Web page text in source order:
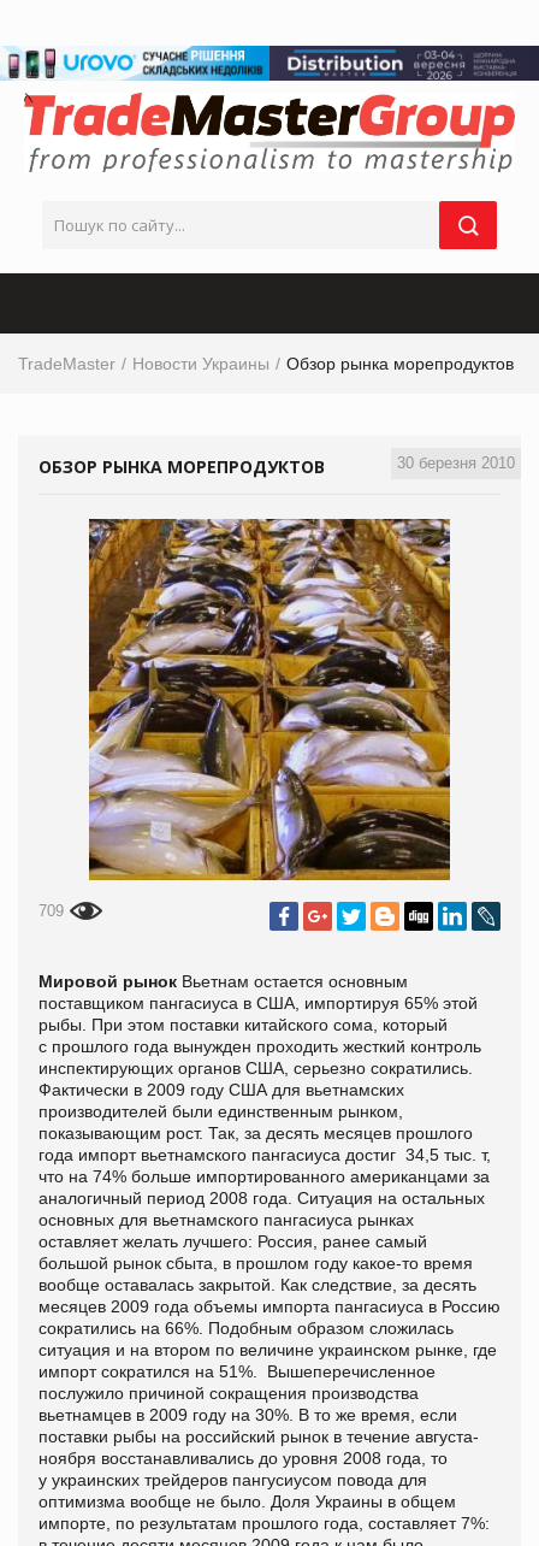
TradeMaster Новости Украины Обзор рынка морепродуктов
30 березня 2010
ОБЗОР РЫНКА МОРЕПРОДУКТОВ
709
Мировой рынок Вьетнам остается основным
поставщиком пангасиуса в США, импортируя 65% этой
рыбы. При этом поставки китайского сома, который
с прошлого года вынужден проходить жесткий контроль
инспектирующих органов США, серьезно сократились.
Фактически в 2009 году США для вьетнамских
производителей были единственным рынком,
показывающим рост. Так, за десять месяцев прошлого
года импорт вьетнамского пангасиуса достиг 34,5 тыс. т,
что на 74% больше импортированного американцами за
аналогичный период 2008 года. Ситуация на остальных
основных для вьетнамского пангасиуса рынках
оставляет желать лучшего: Россия, ранее самый
большой рынок сбыта, в прошлом году какое-то время
вообще оставалась закрытой. Как следствие, за десять
месяцев 2009 года объемы импорта пангасиуса в Россию
сократились на 66%. Подобным образом сложилась
ситуация и на втором по величине украинском рынке, где
импорт сократился на 51%. Вышеперечисленное
послужило причиной сокращения производства
вьетнамцев в 2009 году на 30%. В то же время, если
поставки рыбы на российский рынок в течение августа-
ноября восстанавливались до уровня 2008 года, то
у украинских трейдеров пангусиусом повода для
оптимизма вообще не было. Доля Украины в общем
импорте, по результатам прошлого года, составляет 7%: